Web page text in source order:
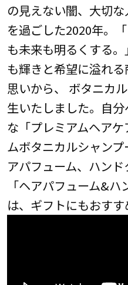
の見えない闇、大切
を過ごした2020年。
も未来も明るくする
も輝きと希望に溢れ
思いから、 ボタニカ
生いたしました。自
な「プレミアムヘア
ムボタニカルシャン
アパフューム、ハンド
「ヘアパフューム&ハ
は、ギフトにもおすす